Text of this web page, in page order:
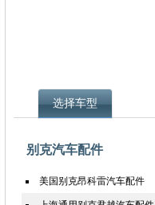
选择车型
别克汽车配件
美国别克昂科雷汽车配件